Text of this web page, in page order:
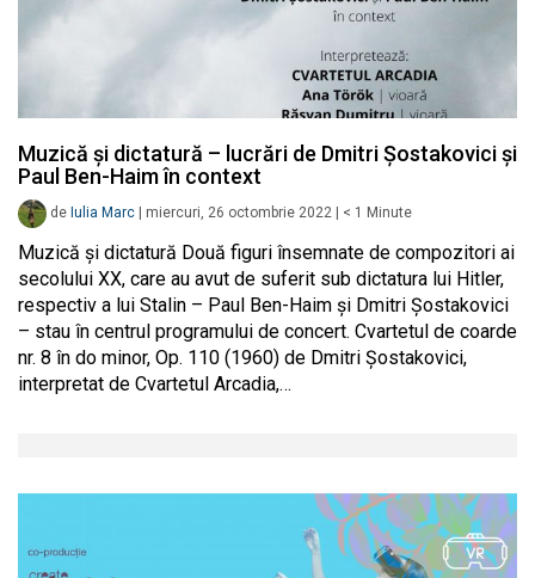
Muzică și dictatură – lucrări de Dmitri Șostakovici și
Paul Ben-Haim în context
de Iulia Marc miercuri, 26 octombrie 2022 < 1 Minute
Muzică și dictatură Două figuri însemnate de compozitori ai
secolului XX, care au avut de suferit sub dictatura lui Hitler,
respectiv a lui Stalin – Paul Ben-Haim și Dmitri Șostakovici
– stau în centrul programului de concert. Cvartetul de coarde
nr. 8 în do minor, Op. 110 (1960) de Dmitri Șostakovici,
interpretat de Cvartetul Arcadia,…